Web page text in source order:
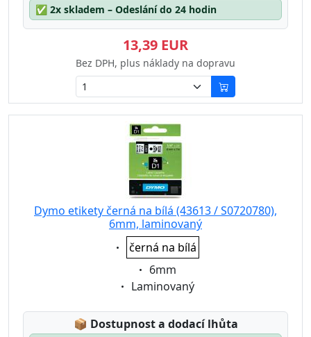
✅ 2x skladem – Odeslání do 24 hodin
13,39 EUR
Bez DPH, plus náklady na dopravu
Dymo etikety černá na bílá (43613 / S0720780),
6mm, laminovaný
Eigenschaft:
černá na bílá
Eigenschaft:
6mm
Eigenschaft:
Laminovaný
📦 Lagerstatus:
Dostupnost a dodací lhůta